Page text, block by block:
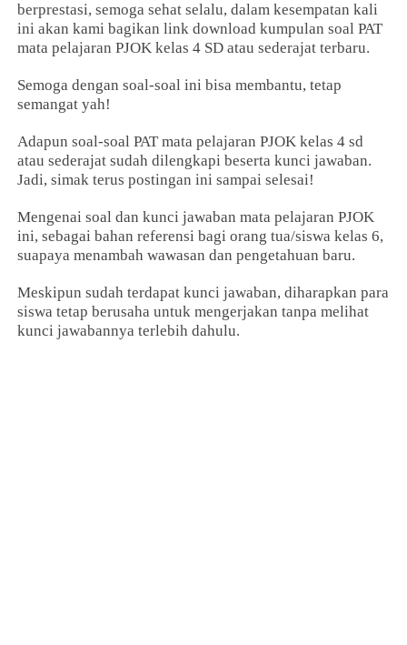
berprestasi, semoga sehat selalu, dalam kesempatan kali
ini akan kami bagikan link download kumpulan soal PAT
mata pelajaran PJOK kelas 4 SD atau sederajat terbaru.
Semoga dengan soal-soal ini bisa membantu, tetap
semangat yah!
Adapun soal-soal PAT mata pelajaran PJOK kelas 4 sd
atau sederajat sudah dilengkapi beserta kunci jawaban.
Jadi, simak terus postingan ini sampai selesai!
Mengenai soal dan kunci jawaban mata pelajaran PJOK
ini, sebagai bahan referensi bagi orang tua/siswa kelas 6,
suapaya menambah wawasan dan pengetahuan baru.
Meskipun sudah terdapat kunci jawaban, diharapkan para
siswa tetap berusaha untuk mengerjakan tanpa melihat
kunci jawabannya terlebih dahulu.